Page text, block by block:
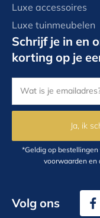
Luxe accessoires
Luxe tuinmeubelen
Schrijf je in en
korting op je
Ja, ik
*Geldig op bestellingen
voorwaarden en
Volg ons